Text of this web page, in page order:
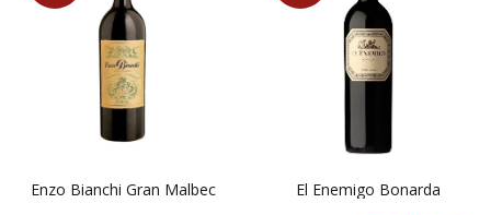
Enzo Bianchi Gran Malbec
El Enemigo Bonarda